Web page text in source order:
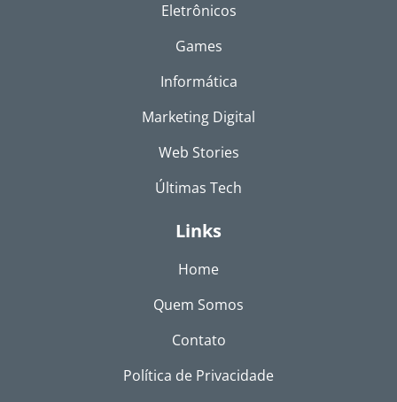
Eletrônicos
Games
Informática
Marketing Digital
Web Stories
Últimas Tech
Links
Home
Quem Somos
Contato
Política de Privacidade